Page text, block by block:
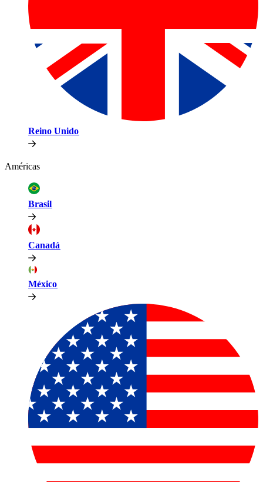
Reino Unido​​
Américas​​
Brasil​​
Canadá​​
México​​